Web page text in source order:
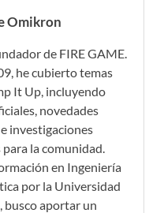
Omikron
de FIRE GAME.
he cubierto temas
It Up, incluyendo
novedades
investigaciones
la comunidad.
en Ingeniería
por la Universidad
busco aportar un